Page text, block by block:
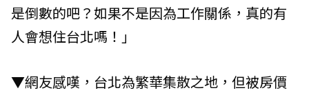
是倒數的吧？如果不是因為工作關係，真的有
人會想住台北嗎！」
▼網友感嘆，台北為繁華集散之地，但被房價